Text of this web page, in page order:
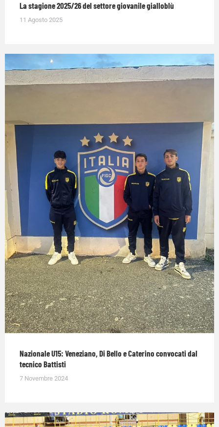
La stagione 2025/26 del settore giovanile gialloblù
11 Agosto 2025
Nazionale U15: Veneziano, Di Bello e Caterino convocati dal
tecnico Battisti
7 Novembre 2024